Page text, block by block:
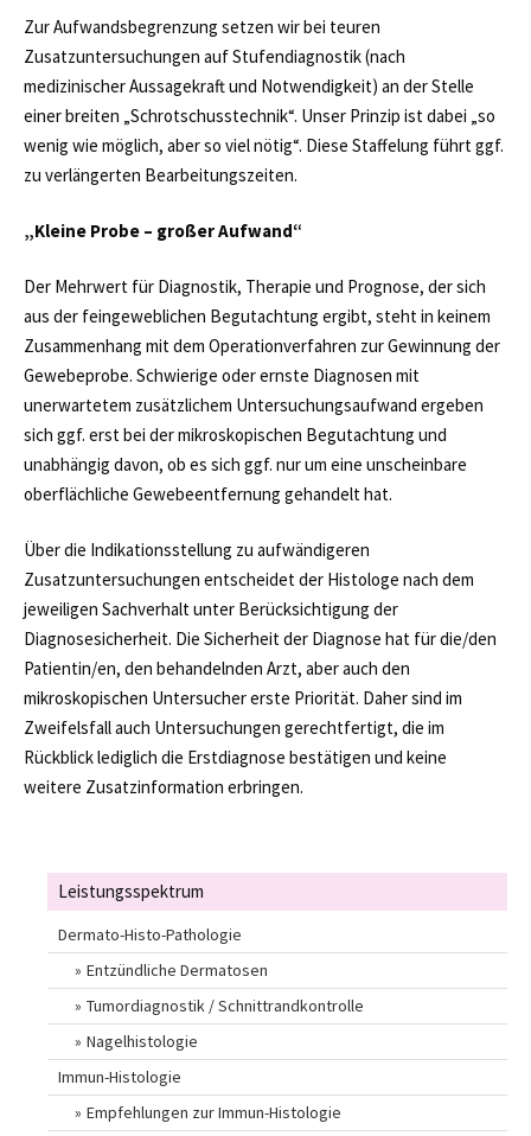
Zur Aufwandsbegrenzung setzen wir bei teuren
Zusatzuntersuchungen auf Stufendiagnostik (nach
medizinischer Aussagekraft und Notwendigkeit) an der Stelle
einer breiten „Schrotschusstechnik“. Unser Prinzip ist dabei „so
wenig wie möglich, aber so viel nötig“. Diese Staffelung führt ggf.
zu verlängerten Bearbeitungszeiten.
„Kleine Probe – großer Aufwand“
Der Mehrwert für Diagnostik, Therapie und Prognose, der sich
aus der feingeweblichen Begutachtung ergibt, steht in keinem
Zusammenhang mit dem Operationverfahren zur Gewinnung der
Gewebeprobe. Schwierige oder ernste Diagnosen mit
unerwartetem zusätzlichem Untersuchungsaufwand ergeben
sich ggf. erst bei der mikroskopischen Begutachtung und
unabhängig davon, ob es sich ggf. nur um eine unscheinbare
oberflächliche Gewebeentfernung gehandelt hat.
Über die Indikationsstellung zu aufwändigeren
Zusatzuntersuchungen entscheidet der Histologe nach dem
jeweiligen Sachverhalt unter Berücksichtigung der
Diagnosesicherheit. Die Sicherheit der Diagnose hat für die/den
Patientin/en, den behandelnden Arzt, aber auch den
mikroskopischen Untersucher erste Priorität. Daher sind im
Zweifelsfall auch Untersuchungen gerechtfertigt, die im
Rückblick lediglich die Erstdiagnose bestätigen und keine
weitere Zusatzinformation erbringen.
Leistungsspektrum
Dermato-Histo-Pathologie
Entzündliche Dermatosen
Tumordiagnostik / Schnittrandkontrolle
Nagelhistologie
Immun-Histologie
Empfehlungen zur Immun-Histologie